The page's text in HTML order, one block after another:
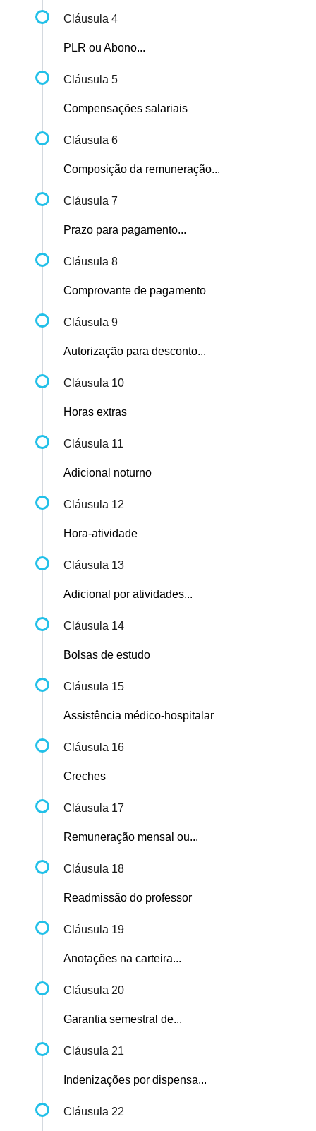
Cláusula 4
PLR ou Abono...
Cláusula 5
Compensações salariais
Cláusula 6
Composição da remuneração...
Cláusula 7
Prazo para pagamento...
Cláusula 8
Comprovante de pagamento
Cláusula 9
Autorização para desconto...
Cláusula 10
Horas extras
Cláusula 11
Adicional noturno
Cláusula 12
Hora-atividade
Cláusula 13
Adicional por atividades...
Cláusula 14
Bolsas de estudo
Cláusula 15
Assistência médico-hospitalar
Cláusula 16
Creches
Cláusula 17
Remuneração mensal ou...
Cláusula 18
Readmissão do professor
Cláusula 19
Anotações na carteira...
Cláusula 20
Garantia semestral de...
Cláusula 21
Indenizações por dispensa...
Cláusula 22